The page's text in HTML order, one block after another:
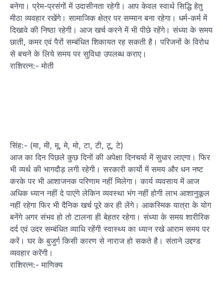
बनेगा। प्रेम-प्रसंगों में उदासीनता रहेगी। आप केवल स्वार्थ सिद्धि हेतु
मीठा व्यवहार रखेंगे। सामाजिक क्षेत्र पर सम्मान बना रहेगा। धर्म-कर्म में
दिखावे की निष्ठा रहेगी। आज खर्च करने में भी पीछे रहेंगे। संध्या के समय
छाती, कमर एवं पैरों सम्बंधित शिकायत रह सकती है। परिजनों के विरोध
से बचने के लिये समय पर सुविधा उपलब्ध कराए।
राशिरत्न:- मोती
सिंह:- (मा, मी, मू, मे, मो, टा, टी, टू, टे)
आज का दिन पिछले कुछ दिनों की अपेक्षा दिनचर्या में सुधार लाएगा। फिर
भी व्यर्थ की भागदौड़ लगी रहेगी। सरकारी कार्यो में समय और धन नष्ट
करके पर भी आशाजनक परिणाम नहीं मिलेगा। कार्य व्यवसाय में आज
अधिक ध्यान नहीं दे पाएंगे लेकिन व्यवस्था भंग नहीं होगी लाभ आशानुकूल
नहीं रहेगा फिर भी दैनिक खर्च पूरे कर ही लेंगे। आकस्मिक यात्रा के योग
बनेंगे अगर संभव हो तो टालना ही बेहतर रहेगा। संध्या के समय शारीरिक
दर्द एवं उदर सम्बंधित व्याधि रहेंगी स्वास्थ्य का ध्यान रखे आराम समय पर
करें। घर के बुजुर्ग किसी कारण से नाराज हो सकते है। संताने उद्दण्ड
व्यवहार करेंगी।
राशिरत्न:- माणिक्य